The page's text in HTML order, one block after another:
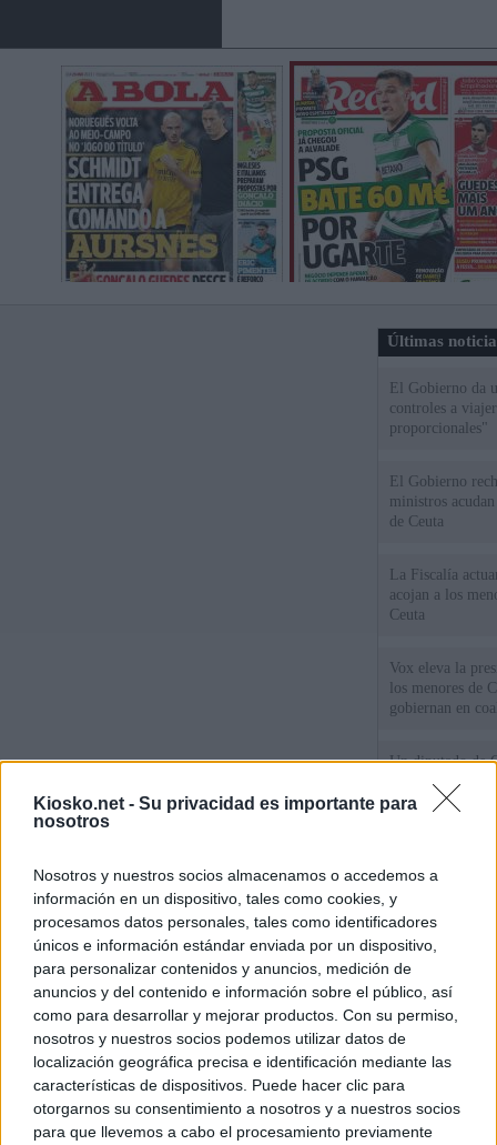
Kiosko.net - Su privacidad es importante para
nosotros
Nosotros y nuestros socios almacenamos o accedemos a
información en un dispositivo, tales como cookies, y
procesamos datos personales, tales como identificadores
únicos e información estándar enviada por un dispositivo,
para personalizar contenidos y anuncios, medición de
anuncios y del contenido e información sobre el público, así
como para desarrollar y mejorar productos. Con su permiso,
nosotros y nuestros socios podemos utilizar datos de
localización geográfica precisa e identificación mediante las
características de dispositivos. Puede hacer clic para
otorgarnos su consentimiento a nosotros y a nuestros socios
para que llevemos a cabo el procesamiento previamente
Últimas
El Gobierno da
controles a
proporcionales"
El Gobierno
ministros
de Ceuta
La Fiscalía
acojan a los
Ceuta
Vox eleva la
los menores de
gobiernan en
Un diputado de
ante la Fiscalía
los inmigrantes”
que busca a los
Ceuta
© Kiosko.net Aviso Legal Privacidad y Cookies